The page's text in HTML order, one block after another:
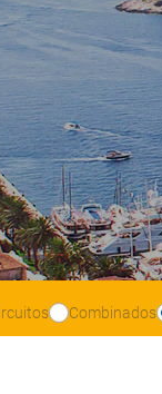
Combinados